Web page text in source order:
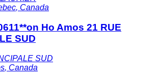
, Canada
Ho Amos 21 RUE
SUD
SUD
, Canada